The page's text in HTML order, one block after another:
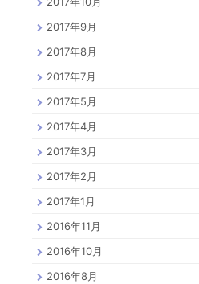
2017年9月
2017年8月
2017年7月
2017年5月
2017年4月
2017年3月
2017年2月
2017年1月
2016年11月
2016年10月
2016年8月